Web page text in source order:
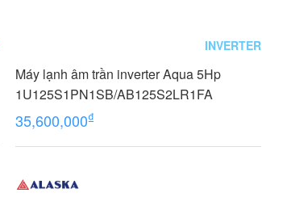
INVERTER
Máy lạnh âm trần inverter Aqua 5Hp
1U125S1PN1SB/AB125S2LR1FA
35,600,000₫